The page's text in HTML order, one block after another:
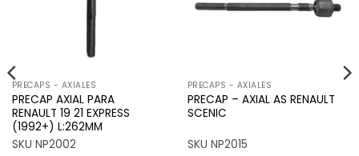
PRECAPS - AXIALES
PRECAP AXIAL PARA
RENAULT 19 21 EXPRESS
(1992+) L:262MM
SKU NP2002
PRECAPS - AXIALES
PRECAP – AXIAL AS RENAULT
SCENIC
SKU NP2015